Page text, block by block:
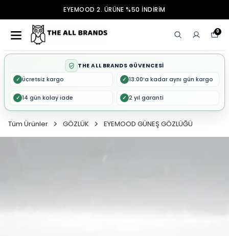
EYEMOOD 2. ÜRÜNE %50 İNDİRİM
0
THE ALL BRANDS GÜVENCESİ
✓ Ücretsiz kargo ✓ 13:00’a kadar aynı gün kargo
✓ 14 gün kolay iade ✓ 2 yıl garanti
Tüm Ürünler GÖZLÜK EYEMOOD GÜNEŞ GÖZLÜĞÜ